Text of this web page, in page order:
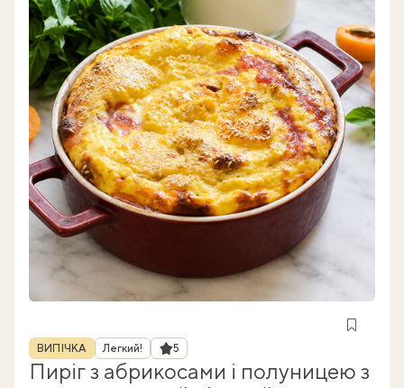
Рубрика
ВИПІЧКА Легкий! Рейтинг
5
Пиріг з абрикосами і полуницею з